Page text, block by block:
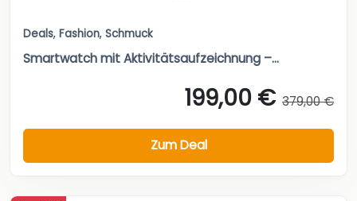
Deals, Fashion, Schmuck
Smartwatch mit Aktivitätsaufzeichnung –...
199,00 € 379,00 €
Zum Deal